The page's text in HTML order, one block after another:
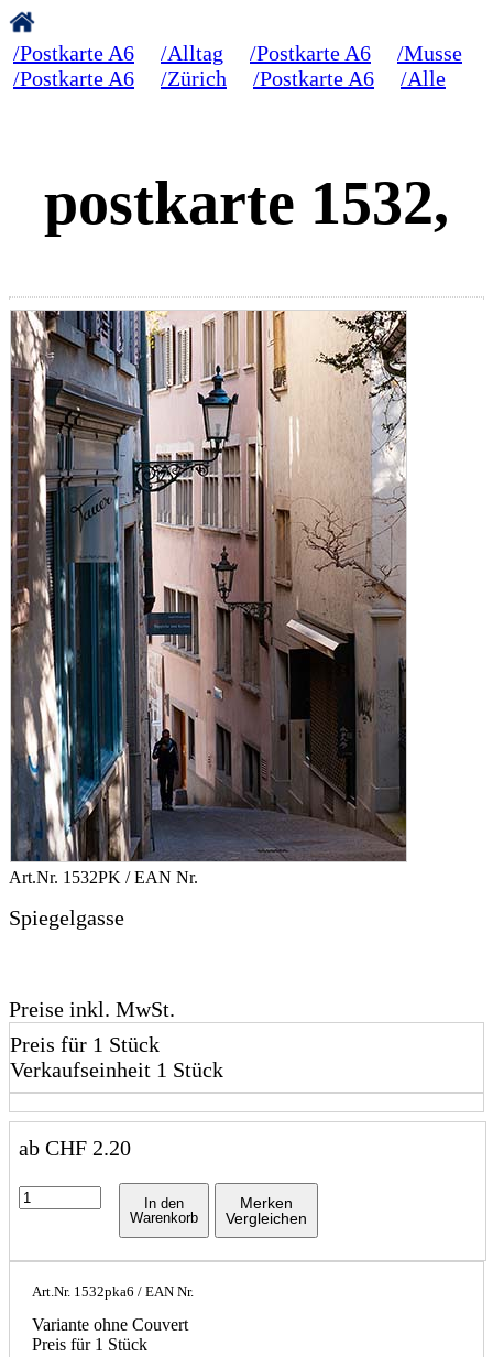
/Postkarte A6 /Alltag /Postkarte A6
/Musse
/Postkarte A6
/Zürich /Postkarte A6 /Alle
postkarte 1532,
Art.Nr. 1532PK / EAN Nr.
Spiegelgasse
Preise inkl. MwSt.
Preis für 1 Stück
Verkaufseinheit 1 Stück
ab CHF 2.20
In den
Warenkorb
Merken
Vergleichen
Art.Nr. 1532pka6 / EAN Nr.
Variante ohne Couvert
Preis für 1 Stück